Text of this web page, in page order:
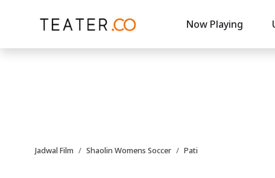
Now Playing
Jadwal Film Shaolin Womens Soccer Pati